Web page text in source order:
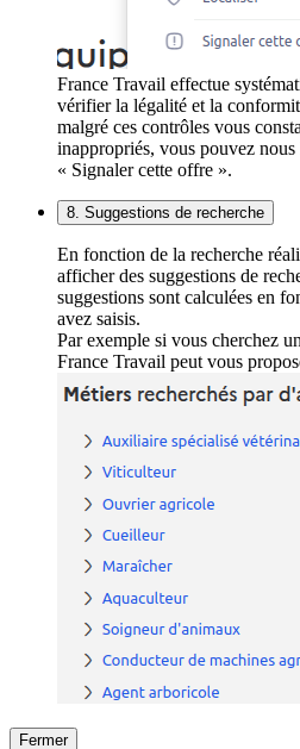
France Travail effectue
vérifier la légalité et la
malgré ces contrôles vous
inappropriés, vous pouvez
« Signaler cette offre ».
8. Suggestions de recherche
En fonction de la recherche
afficher des suggestions de
suggestions sont calculées en
avez saisis.
Par exemple si vous cherchez
France Travail peut vous
Fermer